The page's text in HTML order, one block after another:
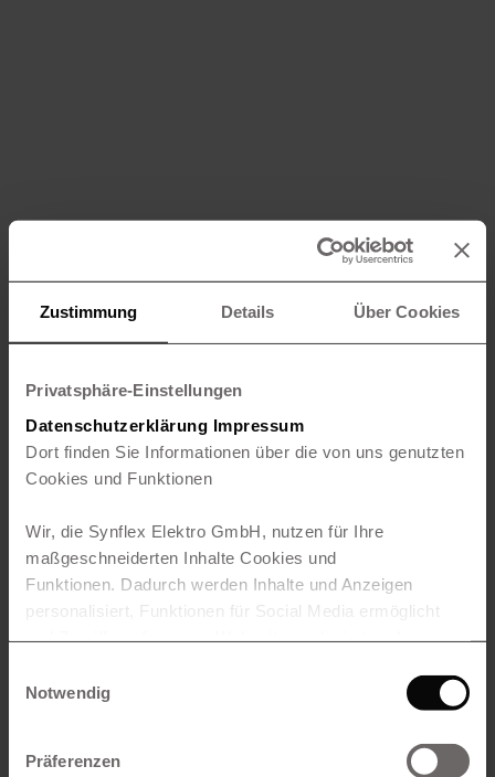
Zustimmung Details Über Cookies
Privatsphäre-Einstellungen
Datenschutzerklärung Impressum
Dort finden Sie Informationen über die von uns genutzten
Cookies und Funktionen
Wir, die Synflex Elektro GmbH, nutzen für Ihre
maßgeschneiderten Inhalte Cookies und
Funktionen. Dadurch werden Inhalte und Anzeigen
personalisiert, Funktionen für Social Media ermöglicht
Verwendung unserer Webseite an unsere Partner für Social
EU oder des EWR wie den USA. Möglicherweise werden diese
Notwendig
Präferenzen